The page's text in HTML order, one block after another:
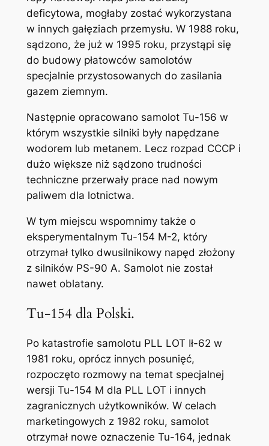
deficytowa, mogłaby zostać wykorzystana
w innych gałęziach przemysłu. W 1988 roku,
sądzono, że już w 1995 roku, przystąpi się
do budowy płatowców samolotów
specjalnie przystosowanych do zasilania
gazem ziemnym.
Następnie opracowano samolot Tu-156 w
którym wszystkie silniki były napędzane
wodorem lub metanem. Lecz rozpad CCCP i
dużo większe niż sądzono trudności
techniczne przerwały prace nad nowym
paliwem dla lotnictwa.
W tym miejscu wspomnimy także o
eksperymentalnym Tu-154 M-2, który
otrzymał tylko dwusilnikowy napęd złożony
z silników PS-90 A. Samolot nie został
nawet oblatany.
Tu-154 dla Polski.
Po katastrofie samolotu PLL LOT Ił-62 w
1981 roku, oprócz innych posunięć,
rozpoczęto rozmowy na temat specjalnej
wersji Tu-154 M dla PLL LOT i innych
zagranicznych użytkowników. W celach
marketingowych z 1982 roku, samolot
otrzymał nowe oznaczenie Tu-164, jednak